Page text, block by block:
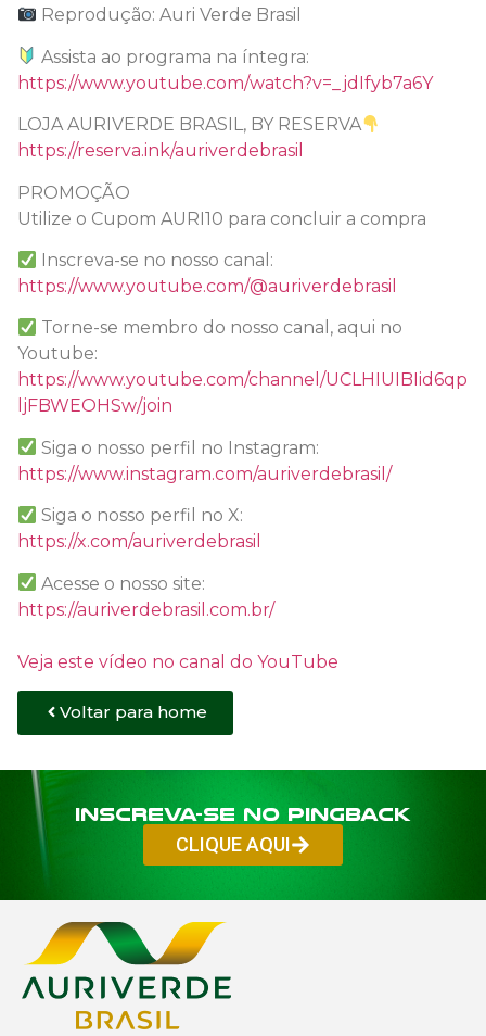
Reprodução: Auri Verde Brasil
Assista ao programa na íntegra:
https://www.youtube.com/watch?v=_jdIfyb7a6Y
LOJA AURIVERDE BRASIL, BY RESERVA
https://reserva.ink/auriverdebrasil
PROMOÇÃO
Utilize o Cupom AURI10 para concluir a compra
Inscreva-se no nosso canal:
https://www.youtube.com/@auriverdebrasil
Torne-se membro do nosso canal, aqui no
Youtube:
https://www.youtube.com/channel/UCLHIUIBIid6qp
ljFBWEOHSw/join
Siga o nosso perfil no Instagram:
https://www.instagram.com/auriverdebrasil/
Siga o nosso perfil no X:
https://x.com/auriverdebrasil
Acesse o nosso site:
https://auriverdebrasil.com.br/
Veja este vídeo no canal do YouTube
Voltar para home
Inscreva-se no PINGBACK
CLIQUE AQUI